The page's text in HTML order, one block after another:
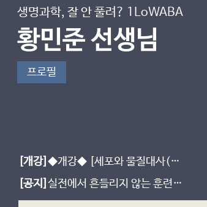
생명과학, 잘 안 풀려? 1LoWABA
황민준 선생님
프로필
[개강] ◆개강◆ [세포와 물질대사(비
상 교과서)] 모.자.설. - 모든 걸 자세
히 설명할게 (진로선택)
[공지] 실전에서 흔들리지 않는 훈련